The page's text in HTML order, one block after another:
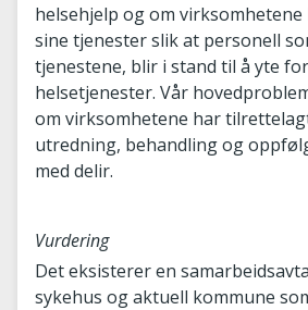
helsehjelp og om
sine tjenester slik at personell
tjenestene, blir i stand til å yte
helsetjenester. Vår
om virksomhetene har
utredning, behandling og
med delir.
Vurdering
Det eksisterer en
sykehus og aktuell kommune